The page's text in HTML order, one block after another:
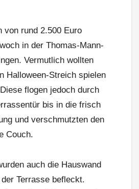
von rund 2.500 Euro
in der Thomas-Mann-
Vermutlich wollten
Halloween-Streich spielen
flogen jedoch durch
bis in die frisch
und verschmutzten den
Couch.
auch die Hauswand
Terrasse befleckt.